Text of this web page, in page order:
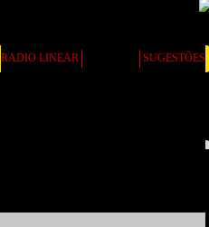
RADIO LINEAR SUGESTÕES